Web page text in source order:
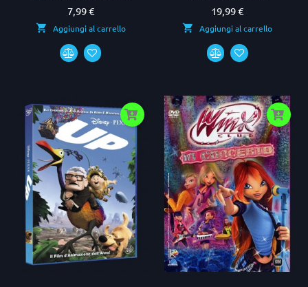
Prezzo
7,99 €
Aggiungi al carrello
Prezzo
19,99 €
Aggiungi al carrello